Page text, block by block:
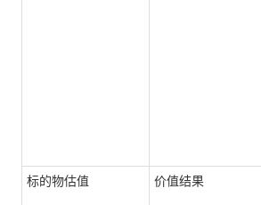
标的物估值 价值结果